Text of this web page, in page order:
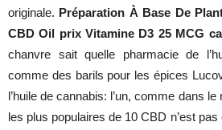
originale. Préparation À Base De
CBD Oil prix Vitamine D3 25 MCG
chanvre sait quelle pharmacie de
comme des barils pour les épices
l’huile de cannabis: l’un, comme dans
les plus populaires de 10 CBD n’est pas